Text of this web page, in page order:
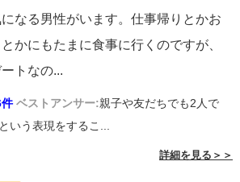
」とすら思わないはずですので、彼
持つようにしましょう。
なる男性がいます。仕事帰りとかお
かにもたまに食事に行くのですが、
トなの...
ベストアンサー:親子や友だちでも2人で
いう表現をするこ...
詳細を見る＞＞